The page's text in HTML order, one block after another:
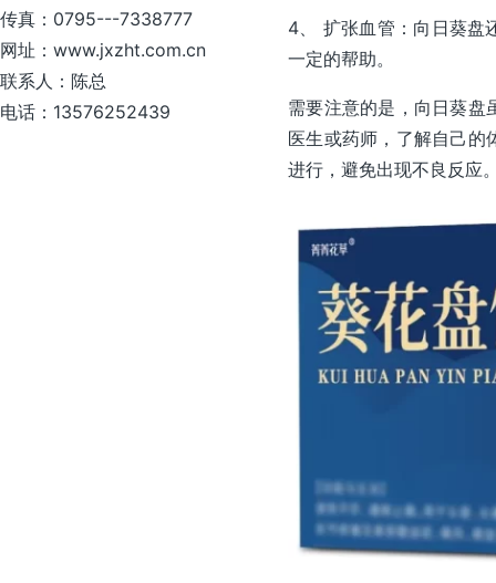
传真：0795---7338777
网址：www.jxzht.com.cn
联系人：陈总
电话：13576252439
4、 扩张血管：向日葵盘
一定的帮助。
需要注意的是，向日葵盘
医生或药师，了解自己的
进行，避免出现不良反应